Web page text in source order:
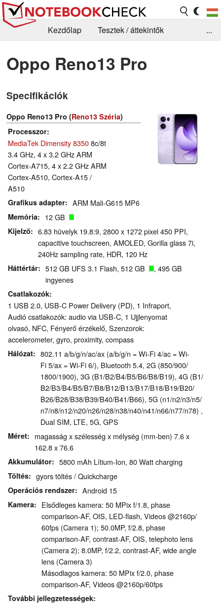
Kezdőlap
Tesztek / áttekintők
Könyvtár
Kapcsolat
...
Oppo Reno13 Pro
Specifikációk
Oppo Reno13 Pro (Reno13 Széria)
Processzor
MediaTek Dimensity 83508c/8t
3.4 GHz, 4 x 3.2 GHz ARM
Cortex-A715, 4 x 2.2 GHz ARM
Cortex-A510, Cortex-A15 /
A510
Grafikus adapter ARM Mali-G615 MP6
Memória 12 GB
Kijelző
6.83 hüvelyk 19.8:9, 2800 x 1272 pixel 450 PPI,
capacitive touchscreen, AMOLED, Gorilla glass 7i,
240Hz sampling rate, HDR, 120 Hz
Háttértár 512 GB UFS 3.1 Flash, 512 GB
, 495 GB
ingyenes
Csatlakozók
1 USB 2.0, USB-C Power Delivery (PD), 1 Infraport,
Audió csatlakozók: audio via USB-C, 1 Ujjlenyomat
olvasó, NFC, Fényerő érzékelő, Szenzorok:
accelerometer, gyro, proximity, compass
Hálózat
802.11 a/b/g/n/ac/ax (a/b/g/n = Wi-Fi 4/ac = Wi-
Fi 5/ax = Wi-Fi 6/), Bluetooth 5.4, 2G (850/​900/​
1800/​1900), 3G (B1/​B2/​B4/​B5/​B6/​B8/​B19), 4G (B1/​
B2/​B3/​B4/​B5/​B7/​B8/​B12/​B13/​B17/​B18/​B19/​B20/​
B26/​B28/​B38/​B39/​B40/​B41/​B66), 5G (n1/​n2/​n3/​n5/​
n7/​n8/​n12/​n20/​n26/​n28/​n38/​n40/​n41/​n66/​n77/​n78) ,
Dual SIM, LTE, 5G, GPS
Méret
magasság x szélesség x mélység (mm-ben) 7.6 x
162.8 x 76.6
Akkumulátor 5800 mAh Lítium-Ion, 80 Watt charging
Töltés gyors töltés / Quickcharge
Operációs rendszer Android 15
Kamera
Elsődleges kamera: 50 MPix f/​1.8, phase
comparison-AF, OIS, LED-flash, Videos @2160p/​
60fps (Camera 1); 50.0MP, f/​2.8, phase
comparison-AF, contrast-AF, OIS, telephoto lens
(Camera 2); 8.0MP, f/​2.2, contrast-AF, wide angle
lens (Camera 3)
Másodlagos kamera: 50 MPix f/​2.0, phase
comparison-AF, Videos @2160p/​60fps
További jellegzetességek